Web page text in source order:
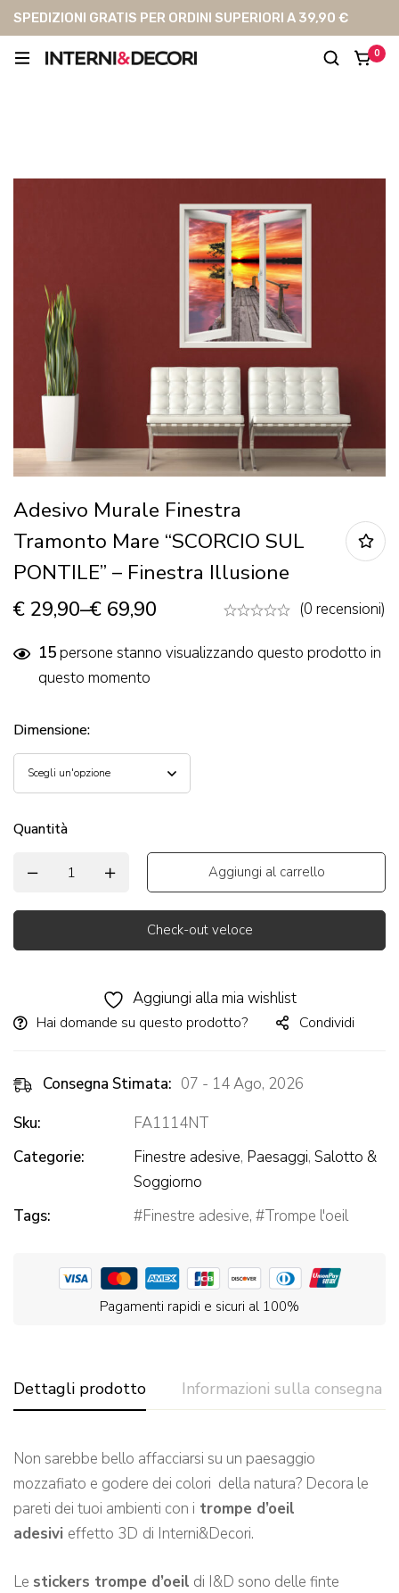
SPEDIZIONI GRATIS PER ORDINI SUPERIORI A 39,90 €
0
Adesivo Murale Finestra
Tramonto Mare “SCORCIO SUL
PONTILE” – Finestra Illusione
€ 29,90–€ 69,90 (0 recensioni)
15persone stanno visualizzando questo prodotto in
questo momento
Dimensione:
Quantità
Aggiungi al carrello
Check-out veloce
Aggiungi alla mia wishlist
Hai domande su questo prodotto? Condividi
Consegna Stimata: 07 - 14 Ago, 2026
Sku:
FA1114NT
Categorie:
Finestre adesive, Paesaggi, Salotto &
Soggiorno
Tags:
Finestre adesive, Trompe l'oeil
Pagamenti rapidi e sicuri al 100%
Dettagli prodotto Informazioni sulla consegna
Non sarebbe bello affacciarsi su un paesaggio
mozzafiato e godere dei colori della natura? Decora le
pareti dei tuoi ambienti con i trompe d’oeil
adesivi effetto 3D di Interni&Decori.
Le stickers trompe d’oeil di I&D sono delle finte